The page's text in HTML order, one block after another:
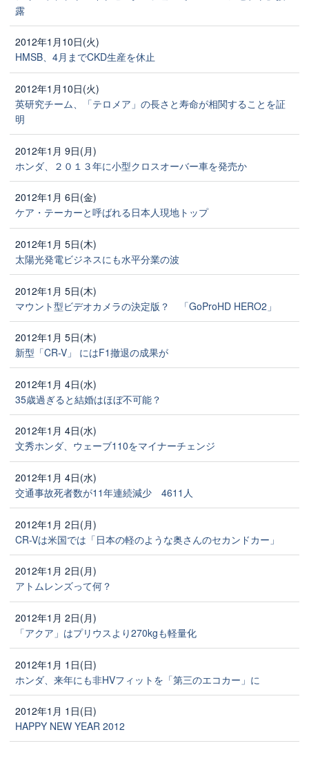
露
2012年1月10日(火)
HMSB、4月までCKD生産を休止
2012年1月10日(火)
英研究チーム、「テロメア」の長さと寿命が相関することを証
明
2012年1月 9日(月)
ホンダ、２０１３年に小型クロスオーバー車を発売か
2012年1月 6日(金)
ケア・テーカーと呼ばれる日本人現地トップ
2012年1月 5日(木)
太陽光発電ビジネスにも水平分業の波
2012年1月 5日(木)
マウント型ビデオカメラの決定版？ 「GoProHD HERO2」
2012年1月 5日(木)
新型「CR-V」 にはF1撤退の成果が
2012年1月 4日(水)
35歳過ぎると結婚はほぼ不可能？
2012年1月 4日(水)
文秀ホンダ、ウェーブ110をマイナーチェンジ
2012年1月 4日(水)
交通事故死者数が11年連続減少 4611人
2012年1月 2日(月)
CR-Vは米国では「日本の軽のような奥さんのセカンドカー」
2012年1月 2日(月)
アトムレンズって何？
2012年1月 2日(月)
「アクア」はプリウスより270kgも軽量化
2012年1月 1日(日)
ホンダ、来年にも非HVフィットを「第三のエコカー」に
2012年1月 1日(日)
HAPPY NEW YEAR 2012